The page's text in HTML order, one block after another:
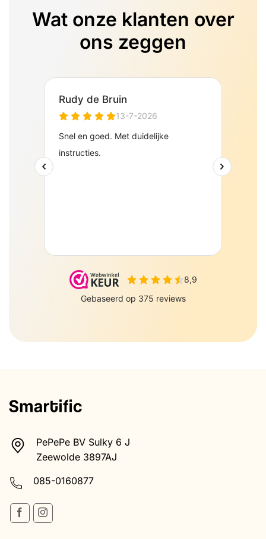
Wat onze klanten over
ons zeggen
PePePe BV Sulky 6 J
Zeewolde 3897AJ
085-0160877